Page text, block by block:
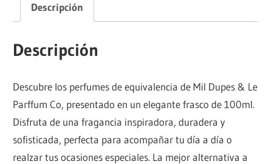
Descripción
Descripción
Descubre los perfumes de equivalencia de Mil Dupes & Le
Parffum Co, presentado en un elegante frasco de 100ml.
Disfruta de una fragancia inspiradora, duradera y
sofisticada, perfecta para acompañar tu día a día o
realzar tus ocasiones especiales. La mejor alternativa a